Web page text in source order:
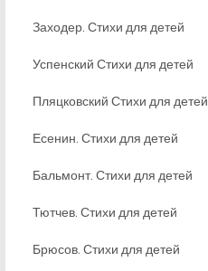
Заходер. Стихи для детей
Успенский Стихи для детей
Пляцковский Стихи для детей
Есенин. Стихи для детей
Бальмонт. Стихи для детей
Тютчев. Стихи для детей
Брюсов. Стихи для детей